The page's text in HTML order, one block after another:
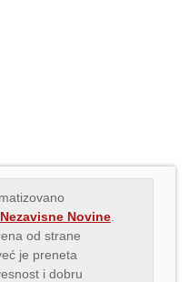
Nezavisne Novine
od strane
je preneta
i dobru